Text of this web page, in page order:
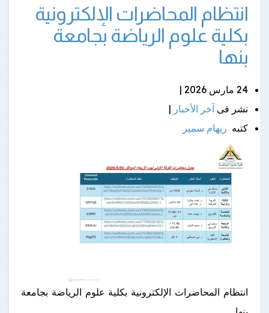
انتظام المحاضرات الإلكترونية
بكلية علوم الرياضة بجامعة
بنها
24 مارس 2026 |
نشر فى آخر الأخبار |
كتبه ريهام سمير
انتظام المحاضرات الإلكترونية بكلية علوم الرياضة بجامعة